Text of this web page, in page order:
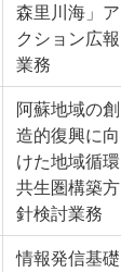
森里川海」ア
クション広報
業務
阿蘇地域の創
造的復興に向
けた地域循環
共生圏構築方
針検討業務
情報発信基礎